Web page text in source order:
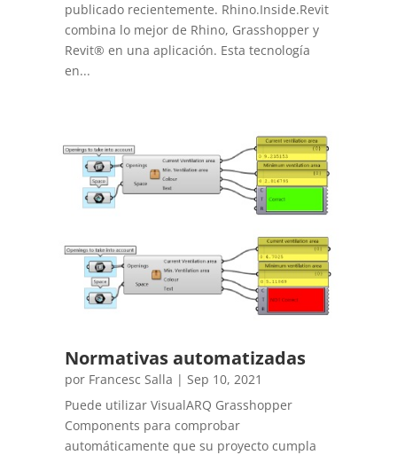
publicado recientemente. Rhino.Inside.Revit
combina lo mejor de Rhino, Grasshopper y
Revit® en una aplicación. Esta tecnología
en...
Normativas automatizadas
por Francesc Salla | Sep 10, 2021
Puede utilizar VisualARQ Grasshopper
Components para comprobar
automáticamente que su proyecto cumpla